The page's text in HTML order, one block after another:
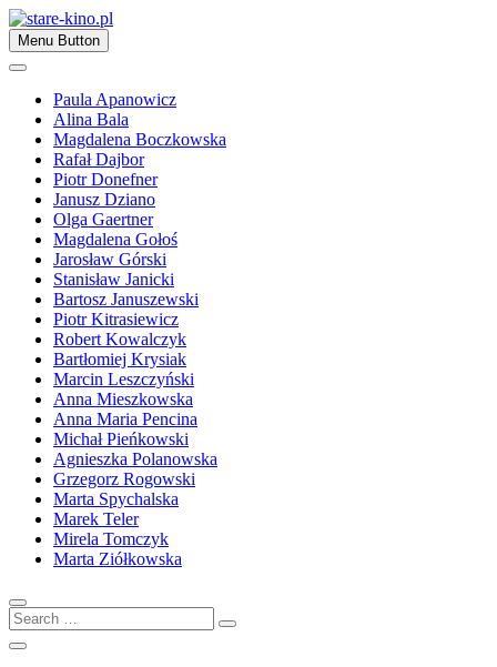
Skip
to
content
stare-kino.pl
Zapraszamy
Menu Button
Paula Apanowicz
Alina Bala
Magdalena Boczkowska
Rafał Dajbor
Piotr Donefner
Janusz Dziano
Olga Gaertner
Magdalena Gołoś
Jarosław Górski
Stanisław Janicki
Bartosz Januszewski
Piotr Kitrasiewicz
Robert Kowalczyk
Bartłomiej Krysiak
Marcin Leszczyński
Anna Mieszkowska
Anna Maria Pencina
Michał Pieńkowski
Agnieszka Polanowska
Grzegorz Rogowski
Marta Spychalska
Marek Teler
Mirela Tomczyk
Marta Ziółkowska
Search
…